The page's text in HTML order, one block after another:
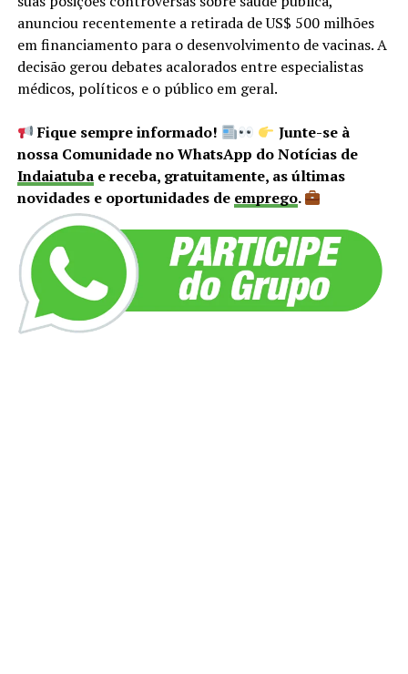
anunciou recentemente a retirada de US$ 500 milhões
em financiamento para o desenvolvimento de vacinas. A
decisão gerou debates acalorados entre especialistas
médicos, políticos e o público em geral.
Fique sempre informado!
Junte-se à
nossa Comunidade no WhatsApp do Notícias de
Indaiatubae receba, gratuitamente, as últimas
novidades e oportunidades de emprego.